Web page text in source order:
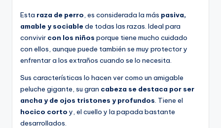
Esta raza de perro, es considerada la más pasiva,
amable y sociable de todas las razas. Ideal para
convivir con los niños porque tiene mucho cuidado
con ellos, aunque puede también se muy protector y
enfrentar a los extraños cuando se lo necesita.
Sus características lo hacen ver como un amigable
peluche gigante, su gran cabeza se destaca por ser
ancha y de ojos tristones y profundos. Tiene el
hocico corto y, el cuello y la papada bastante
desarrollados.